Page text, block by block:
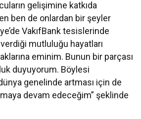
gelişimine katkıda
ben de onlardan bir şeyler
VakıfBank tesislerinde
mutluluğu hayatları
eminim. Bunun bir parçası
duyuyorum. Böylesi
genelinde artması için de
devam edeceğim” şeklinde